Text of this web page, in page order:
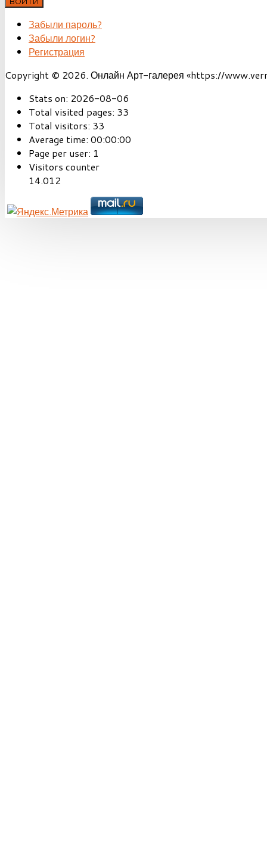
Забыли пароль?
Забыли логин?
Регистрация
Copyright © 2026. Онлайн Арт-галерея «https://
Stats on: 2026-08-06
Total visited pages: 33
Total visitors: 33
Average time: 00:00:00
Page per user: 1
Visitors counter
14.012